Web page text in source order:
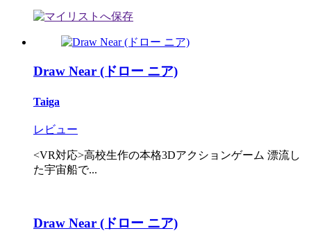
Draw Near (ドロー ニア)
Taiga
レビュー
<VR対応>高校生作の本格3Dアクションゲーム 漂流し
た宇宙船で...
Draw Near (ドロー ニア)